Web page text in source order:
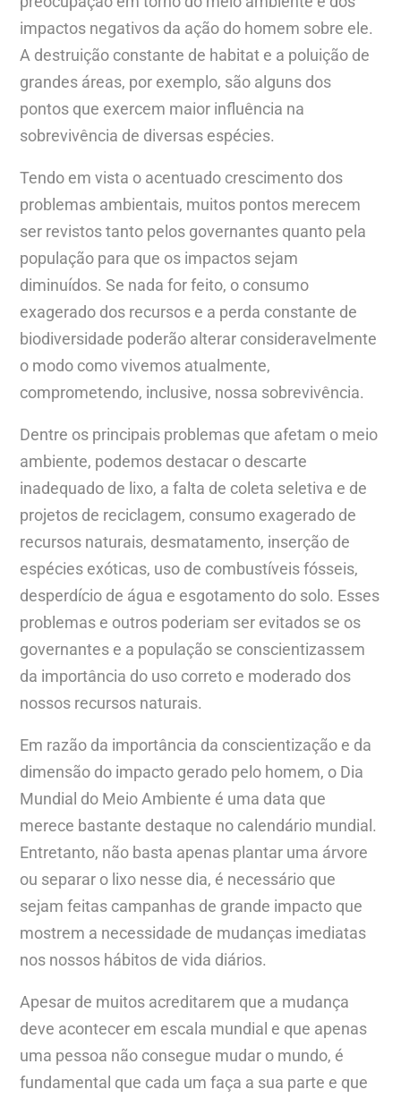
impactos negativos da ação do homem sobre ele.
A destruição constante de habitat e a poluição de
grandes áreas, por exemplo, são alguns dos
pontos que exercem maior influência na
sobrevivência de diversas espécies.
Tendo em vista o acentuado crescimento dos
problemas ambientais, muitos pontos merecem
ser revistos tanto pelos governantes quanto pela
população para que os impactos sejam
diminuídos. Se nada for feito, o consumo
exagerado dos recursos e a perda constante de
biodiversidade poderão alterar consideravelmente
o modo como vivemos atualmente,
comprometendo, inclusive, nossa sobrevivência.
Dentre os principais problemas que afetam o meio
ambiente, podemos destacar o descarte
inadequado de lixo, a falta de coleta seletiva e de
projetos de reciclagem, consumo exagerado de
recursos naturais, desmatamento, inserção de
espécies exóticas, uso de combustíveis fósseis,
desperdício de água e esgotamento do solo. Esses
problemas e outros poderiam ser evitados se os
governantes e a população se conscientizassem
da importância do uso correto e moderado dos
nossos recursos naturais.
Em razão da importância da conscientização e da
dimensão do impacto gerado pelo homem, o Dia
Mundial do Meio Ambiente é uma data que
merece bastante destaque no calendário mundial.
Entretanto, não basta apenas plantar uma árvore
ou separar o lixo nesse dia, é necessário que
sejam feitas campanhas de grande impacto que
mostrem a necessidade de mudanças imediatas
nos nossos hábitos de vida diários.
Apesar de muitos acreditarem que a mudança
deve acontecer em escala mundial e que apenas
uma pessoa não consegue mudar o mundo, é
fundamental que cada um faça a sua parte e que